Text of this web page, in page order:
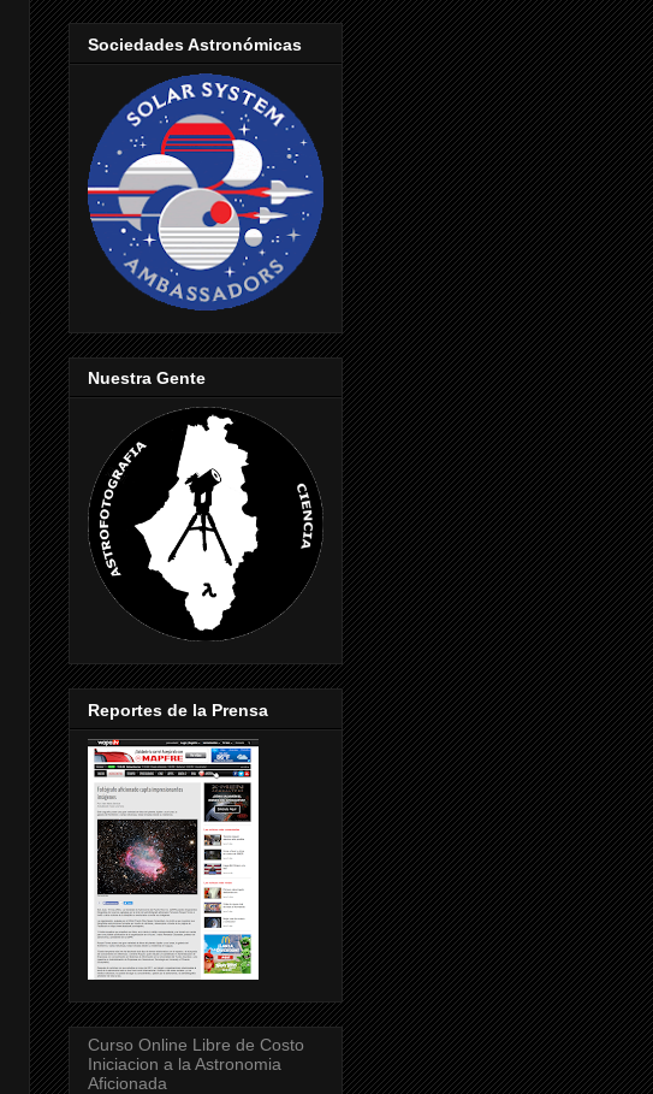
Sociedades Astronómicas
Nuestra Gente
Reportes de la Prensa
Curso Online Libre de Costo
Iniciacion a la Astronomia
Aficionada